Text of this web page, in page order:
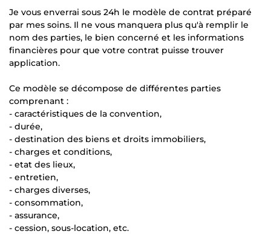
Je vous enverrai sous 24h le modèle de contrat préparé
par mes soins. Il ne vous manquera plus qu'à remplir le
nom des parties, le bien concerné et les informations
financières pour que votre contrat puisse trouver
application.
Ce modèle se décompose de différentes parties
comprenant :
- caractéristiques de la convention,
- durée,
- destination des biens et droits immobiliers,
- charges et conditions,
- etat des lieux,
- entretien,
- charges diverses,
- consommation,
- assurance,
- cession, sous-location, etc.